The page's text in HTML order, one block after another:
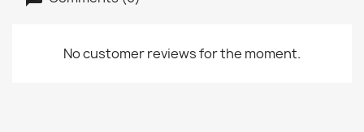
No customer reviews for the moment.